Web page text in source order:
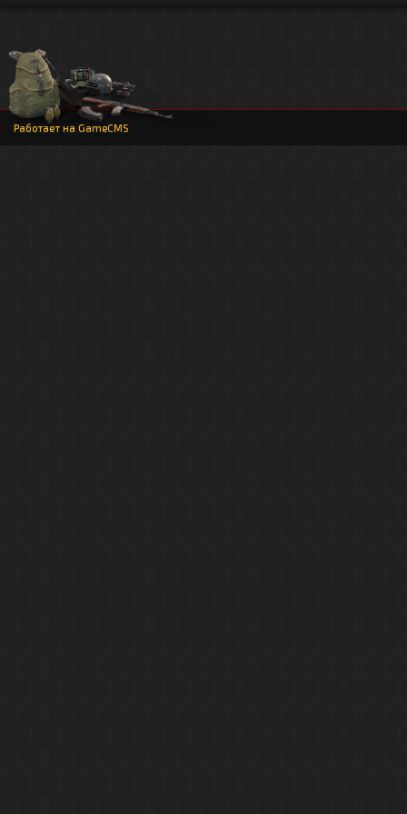
Работает на GameCMS